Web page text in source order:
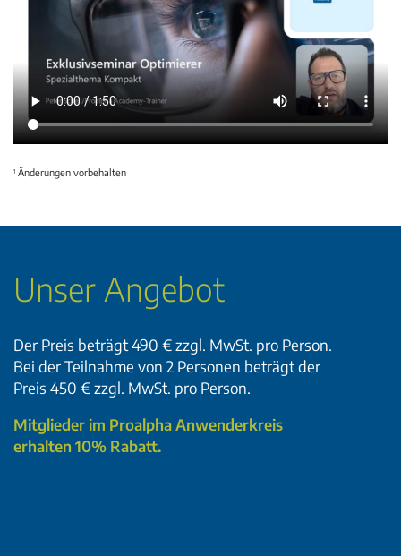
1 Änderungen vorbehalten
Unser Angebot
Der Preis beträgt 490 € zzgl. MwSt. pro Person.
Bei der Teilnahme von 2 Personen beträgt der
Preis 450 € zzgl. MwSt. pro Person.
Mitglieder im Proalpha Anwenderkreis
erhalten 10% Rabatt.